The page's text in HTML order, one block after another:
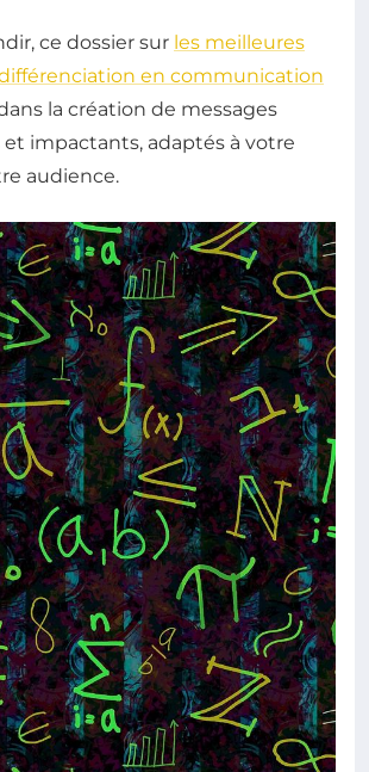
ce dossier sur les meilleures
en communication
la création de messages
et impactants, adaptés à votre
audience.